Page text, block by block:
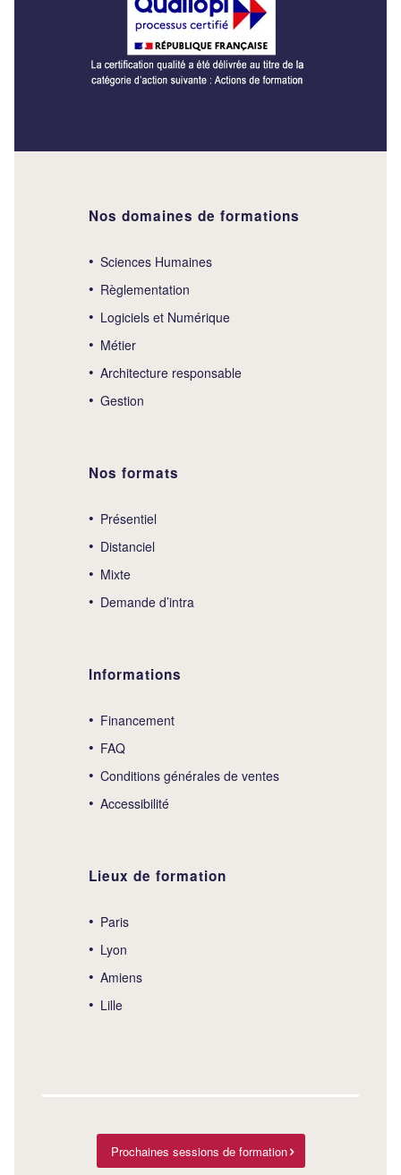
Nos domaines de formations
Sciences Humaines
Règlementation
Logiciels et Numérique
Métier
Architecture responsable
Gestion
Nos formats
Présentiel
Distanciel
Mixte
Demande d’intra
Informations
Financement
FAQ
Conditions générales de ventes
Accessibilité
Lieux de formation
Paris
Lyon
Amiens
Lille
Prochaines sessions de formation